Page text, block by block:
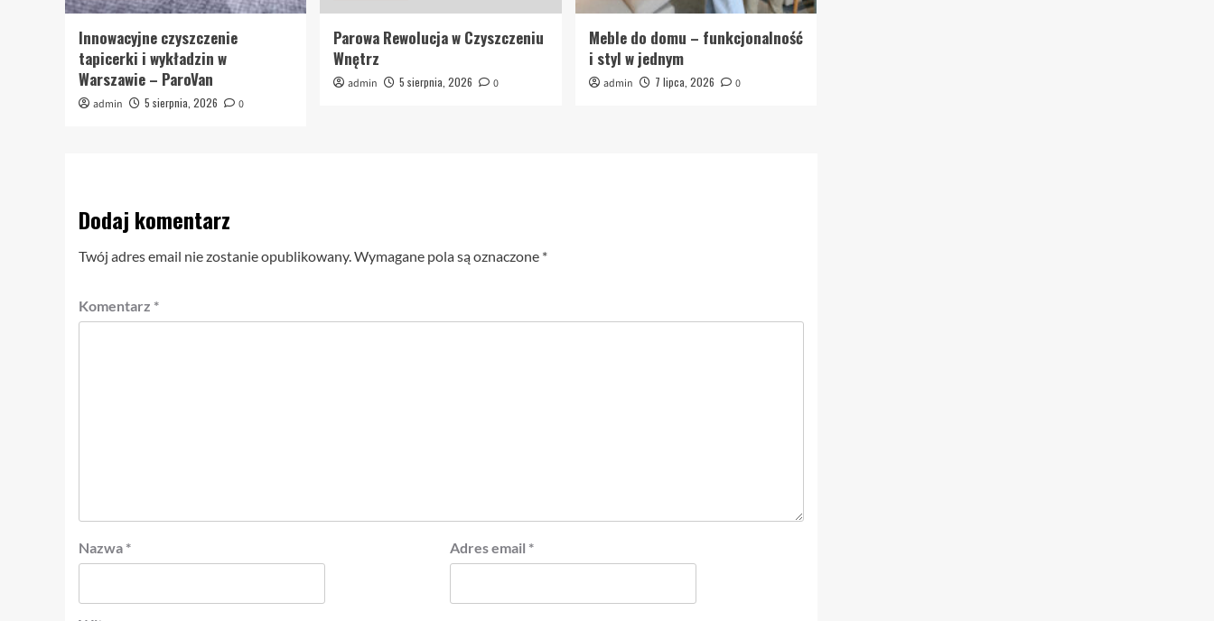
Innowacyjne czyszczenie
tapicerki i wykładzin w
Warszawie – ParoVan
admin 5 sierpnia, 2026 0
Parowa Rewolucja w Czyszczeniu
Wnętrz
admin 5 sierpnia, 2026 0
Meble do domu – funkcjonalność
i styl w jednym
admin 7 lipca, 2026 0
Dodaj komentarz
Twój adres email nie zostanie opublikowany.Wymagane pola są oznaczone *
Komentarz *
Nazwa * Adres email *